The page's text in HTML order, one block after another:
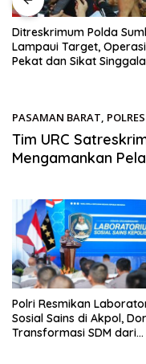
sumbar
tv
live
Ditreskrimum Polda
Lampaui Target, Operasi
Pekat dan Sikat
PASAMAN BARAT, POLRES
Tim URC
Mengamankan
Polri Resmikan
Sosial Sains di Akpol,
Transformasi SDM dari